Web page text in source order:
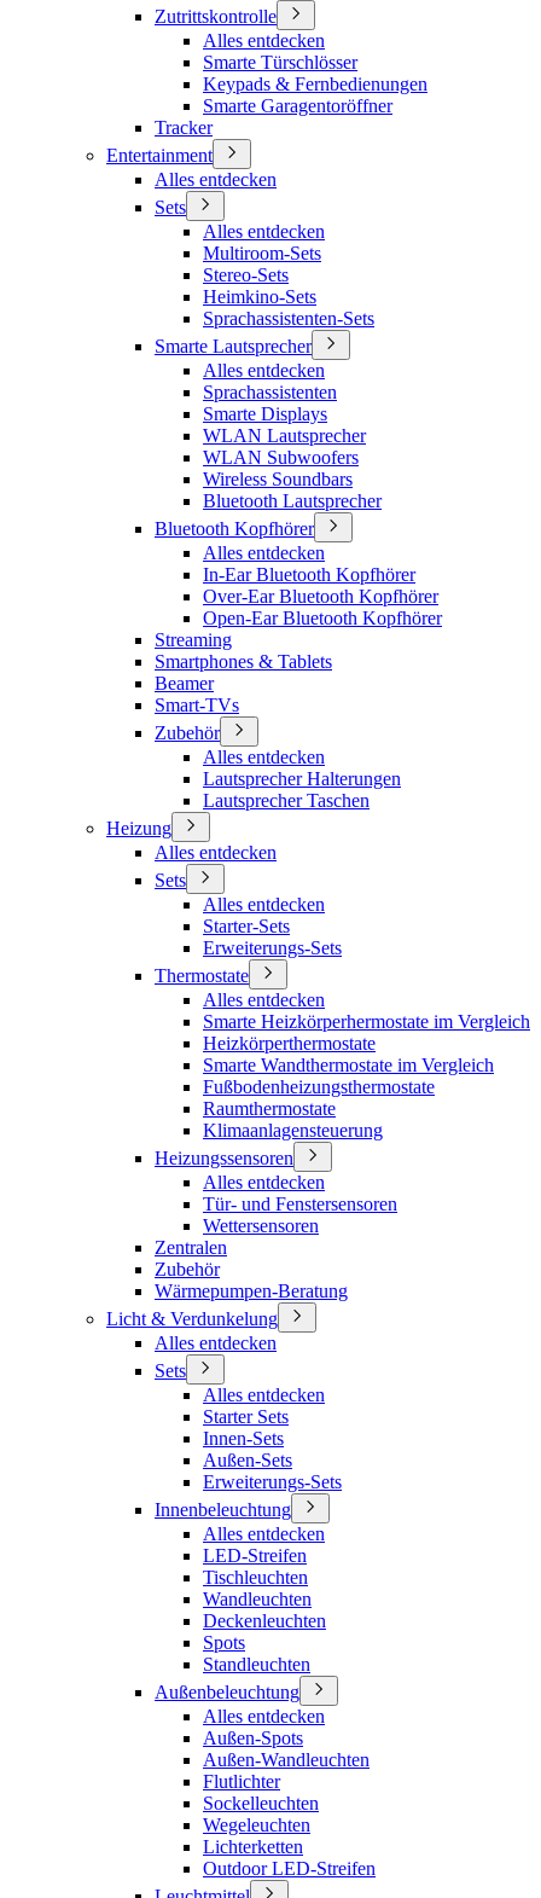
Zutrittskontrolle
Alles entdecken
Smarte Türschlösser
Keypads & Fernbedienungen
Smarte Garagentoröffner
Tracker
Entertainment
Alles entdecken
Sets
Alles entdecken
Multiroom-Sets
Stereo-Sets
Heimkino-Sets
Sprachassistenten-Sets
Smarte Lautsprecher
Alles entdecken
Sprachassistenten
Smarte Displays
WLAN Lautsprecher
WLAN Subwoofers
Wireless Soundbars
Bluetooth Lautsprecher
Bluetooth Kopfhörer
Alles entdecken
In-Ear Bluetooth Kopfhörer
Over-Ear Bluetooth Kopfhörer
Open-Ear Bluetooth Kopfhörer
Streaming
Smartphones & Tablets
Beamer
Smart-TVs
Zubehör
Alles entdecken
Lautsprecher Halterungen
Lautsprecher Taschen
Heizung
Alles entdecken
Sets
Alles entdecken
Starter-Sets
Erweiterungs-Sets
Thermostate
Alles entdecken
Smarte Heizkörperhermostate im Vergleich
Heizkörperthermostate
Smarte Wandthermostate im Vergleich
Fußbodenheizungsthermostate
Raumthermostate
Klimaanlagensteuerung
Heizungssensoren
Alles entdecken
Tür- und Fenstersensoren
Wettersensoren
Zentralen
Zubehör
Wärmepumpen-Beratung
Licht & Verdunkelung
Alles entdecken
Sets
Alles entdecken
Starter Sets
Innen-Sets
Außen-Sets
Erweiterungs-Sets
Innenbeleuchtung
Alles entdecken
LED-Streifen
Tischleuchten
Wandleuchten
Deckenleuchten
Spots
Standleuchten
Außenbeleuchtung
Alles entdecken
Außen-Spots
Außen-Wandleuchten
Flutlichter
Sockelleuchten
Wegeleuchten
Lichterketten
Outdoor LED-Streifen